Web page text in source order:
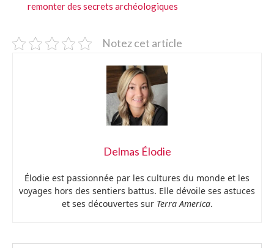
remonter des secrets archéologiques
Notez cet article
Delmas Élodie
Élodie est passionnée par les cultures du monde et les
voyages hors des sentiers battus. Elle dévoile ses astuces
et ses découvertes sur Terra America.